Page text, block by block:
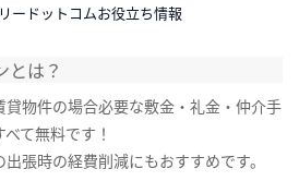
ードットコムお役立ち情報
とは？
貸物件の場合必要な敷金・礼金・仲介手
て無料です！
出張時の経費削減にもおすすめです。